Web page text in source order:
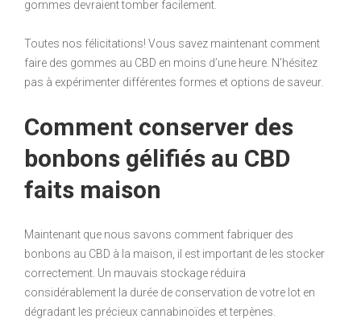
gommes devraient tomber facilement.
Toutes nos félicitations! Vous savez maintenant comment
faire des gommes au CBD en moins d’une heure. N’hésitez
pas à expérimenter différentes formes et options de saveur.
Comment conserver des
bonbons gélifiés au CBD
faits maison
Maintenant que nous savons comment fabriquer des
bonbons au CBD à la maison, il est important de les stocker
correctement. Un mauvais stockage réduira
considérablement la durée de conservation de votre lot en
dégradant les précieux cannabinoïdes et terpènes.